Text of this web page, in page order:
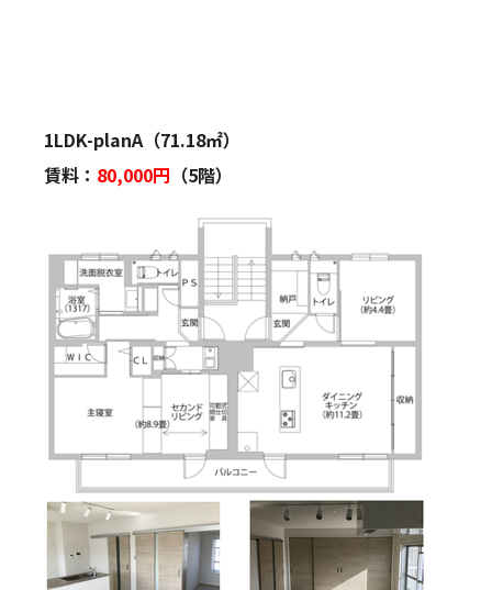
1LDK-planA（71.18㎡）
賃料： 80,000円 （5階）